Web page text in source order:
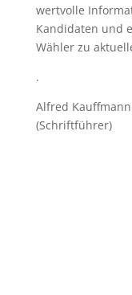
wertvolle
Kandidaten und
Wähler zu
.
Alfred Kauffmann
(Schriftführer)